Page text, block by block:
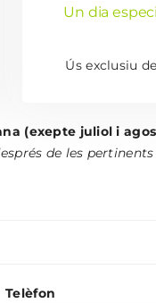
Un dia
Ús exclusiu
(exepte juliol i
de les
Telèfon